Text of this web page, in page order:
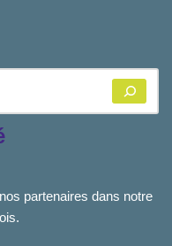
partenaires dans notre